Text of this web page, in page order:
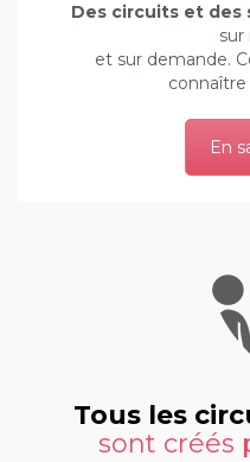
Des circuits et des
sur
et sur demande.
En
Tous les
sont créés